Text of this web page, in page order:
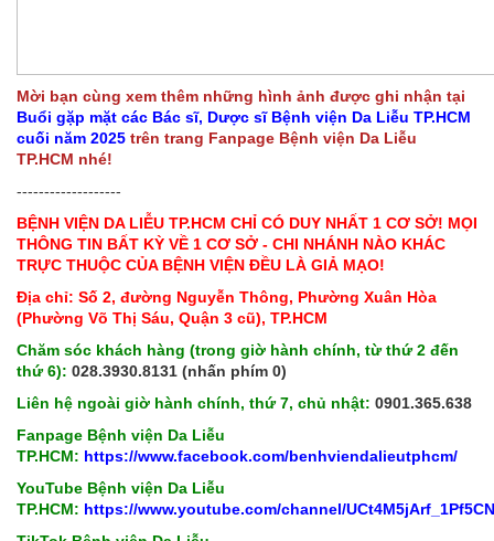
Mời bạn cùng xem thêm những hình ảnh được ghi nhận tại
Buổi gặp mặt các Bác sĩ, Dược sĩ Bệnh viện Da Liễu TP.HCM
cuối năm 2025 trên trang Fanpage Bệnh viện Da Liễu
TP.HCM nhé!
-------------------
BỆNH VIỆN DA LIỄU TP.HCM CHỈ CÓ DUY NHẤT 1 CƠ SỞ! MỌI
THÔNG TIN BẤT KỲ VỀ 1 CƠ SỞ - CHI NHÁNH NÀO KHÁC
TRỰC THUỘC CỦA BỆNH VIỆN ĐỀU LÀ GIẢ MẠO!
Địa chỉ: Số 2, đường Nguyễn Thông, Phường Xuân Hòa
(Phường Võ Thị Sáu, Quận 3 cũ), TP.HCM
Chăm sóc khách hàng (trong giờ hành chính, từ thứ 2 đến
thứ 6): 028.3930.8131 (nhấn phím 0)
Liên hệ ngoài giờ hành chính, thứ 7, chủ nhật: 0901.365.638
Fanpage Bệnh viện Da Liễu
TP.HCM: https://www.facebook.com/benhviendalieutphcm/
YouTube Bệnh viện Da Liễu
TP.HCM: https://www.youtube.com/channel/